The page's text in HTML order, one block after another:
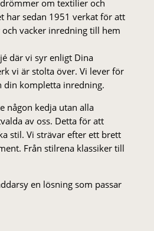
om textilier och
har sedan 1951 verkat för att
vacker inredning till hem
där vi syr enligt Dina
vi är stolta över. Vi lever för
din kompletta inredning.
någon kedja utan alla
av oss. Detta för att
stil. Vi strä­var efter ett brett
Från stil­rena klas­siker till
en lösning som passar